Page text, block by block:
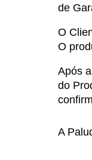
de
O
O
Após
do
A